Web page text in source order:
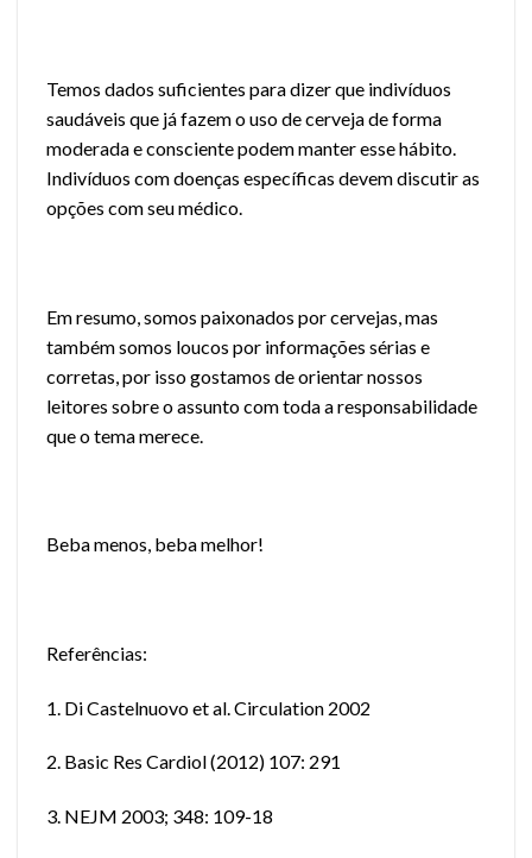
Temos dados suficientes para dizer que indivíduos
saudáveis que já fazem o uso de cerveja de forma
moderada e consciente podem manter esse hábito.
Indivíduos com doenças específicas devem discutir as
opções com seu médico.
Em resumo, somos paixonados por cervejas, mas
também somos loucos por informações sérias e
corretas, por isso gostamos de orientar nossos
leitores sobre o assunto com toda a responsabilidade
que o tema merece.
Beba menos, beba melhor!
Referências:
1. Di Castelnuovo et al. Circulation 2002
2. Basic Res Cardiol (2012) 107: 291
3. NEJM 2003; 348: 109-18